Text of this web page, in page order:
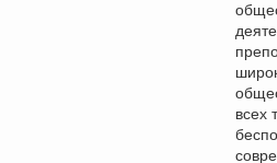
всех